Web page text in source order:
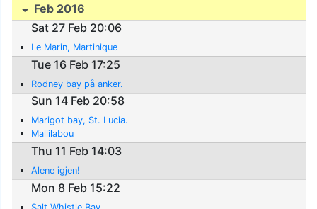
Feb 2016
Sat 27 Feb 20:06
Le Marin, Martinique
Tue 16 Feb 17:25
Rodney bay på anker.
Sun 14 Feb 20:58
Marigot bay, St. Lucia.
Mallilabou
Thu 11 Feb 14:03
Alene igjen!
Mon 8 Feb 15:22